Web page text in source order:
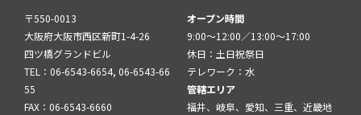
〒550-0013
大阪府大阪市西区新町1-4-26
四ツ橋グランドビル
TEL：06-6543-6654, 06-6543-66
55
FAX：06-6543-6660
オープン時間
9:00～12:00／13:00～17:00
休日：土日祝祭日
テレワーク：水
管轄エリア
福井、岐阜、愛知、三重、近畿地